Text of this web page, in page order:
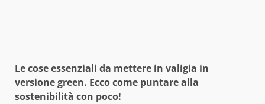
Le cose essenziali da mettere in valigia in
versione green. Ecco come puntare alla
sostenibilità con poco!